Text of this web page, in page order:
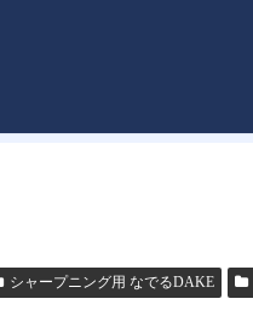
シャープニング用 なでるDAKE